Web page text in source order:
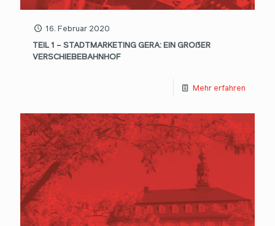
16. Februar 2020
TEIL 1 – STADTMARKETING GERA: EIN GROßER
VERSCHIEBEBAHNHOF
Mehr erfahren